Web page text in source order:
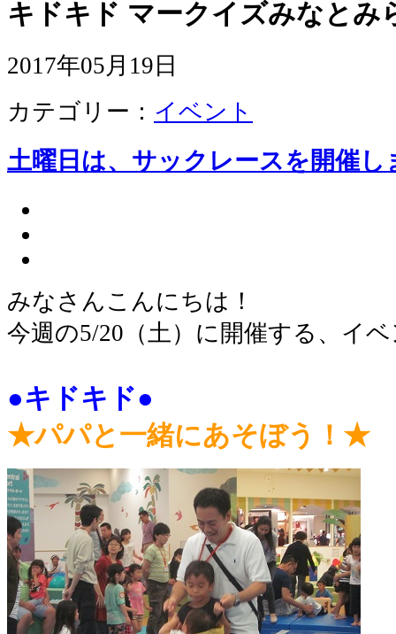
キドキド マークイズみなとみ
2017年05月19日
カテゴリー： イベント
土曜日は、サックレースを開催し
みなさんこんにちは！
今週の5/20（土）に開催する、イ
●キドキド●
★パパと一緒にあそぼう！★